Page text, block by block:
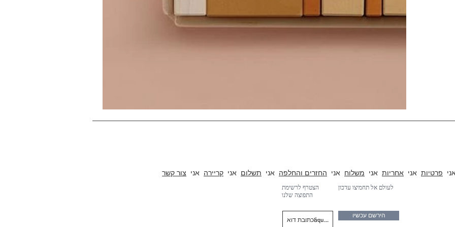
פרטיות אני אחריות אני משלוח אני החזרים והחלפה אני תשלום אני קריירה אני צור קשר
הצטרף לרשימת
התפוצה שלנו
לעולם אל תחמיצו עדכון
הירשם עכשיו